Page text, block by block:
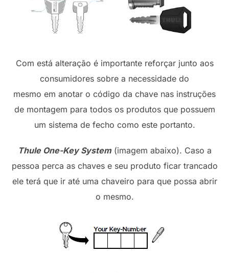
Com está alteração é importante reforçar junto aos
consumidores sobre a necessidade do
mesmo em anotar o código da chave nas instruções
de montagem para todos os produtos que possuem
um sistema de fecho como este portanto.
Thule One-Key System(imagem abaixo). Caso a
pessoa perca as chaves e seu produto ficar trancado
ele terá que ir até uma chaveiro para que possa abrir
o mesmo.